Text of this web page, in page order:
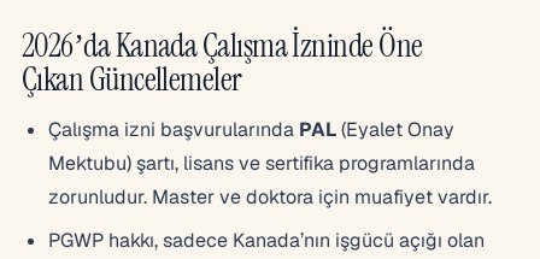
2026’da Kanada Çalışma İzninde Öne
Çıkan Güncellemeler
Çalışma izni başvurularında PAL(Eyalet Onay
Mektubu) şartı, lisans ve sertifika programlarında
zorunludur. Master ve doktora için muafiyet vardır.
PGWP hakkı, sadece Kanada’nın işgücü açığı olan